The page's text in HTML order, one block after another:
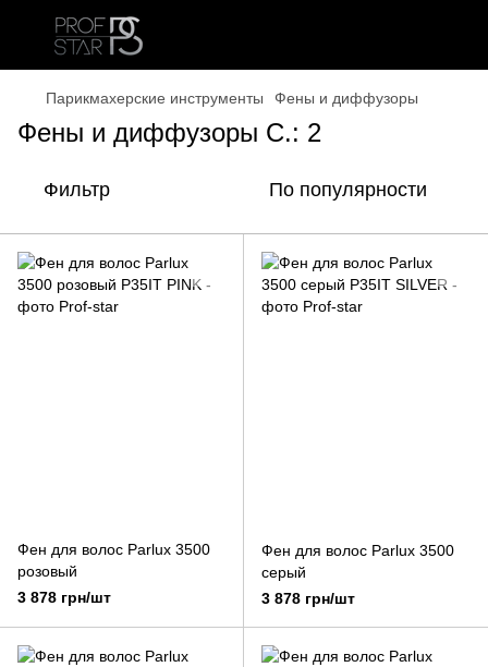
Парикмахерские инструменты Фены и диффузоры
Фены и диффузоры С.: 2
Фильтр По популярности
Фен для волос Parlux 3500
розовый
3 878 грн/шт
Фен для волос Parlux 3500
серый
3 878 грн/шт